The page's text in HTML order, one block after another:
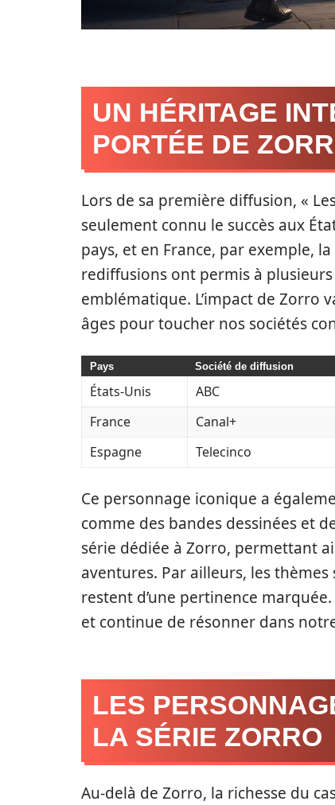
UN HÉRITAGE
PORTÉE DE
Lors de sa première diffusion, «
seulement connu le succès aux
pays, et en France, par exemple,
rediffusions ont permis à
emblématique. L’impact de Zorro
âges pour toucher nos sociétés
Pays Société de diffusion
États-Unis ABC
France
Canal+
Espagne
Telecinco
Ce personnage iconique a
comme des bandes dessinées et
série dédiée à Zorro, permettant
aventures. Par ailleurs, les
restent d’une pertinence
et continue de résonner dans
LES
LA SÉRIE ZORRO
Au-delà de Zorro, la richesse du